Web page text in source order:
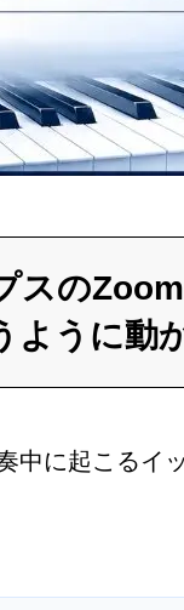
スの
ように動
中に起こるイ